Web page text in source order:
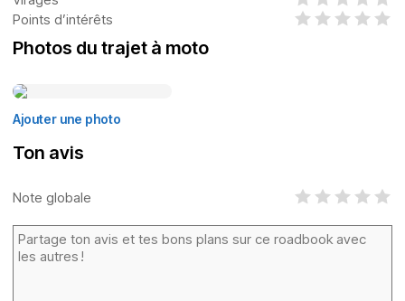
Points d’intérêts
Photos du trajet à moto
Ajouter une photo
Ton avis
Note globale